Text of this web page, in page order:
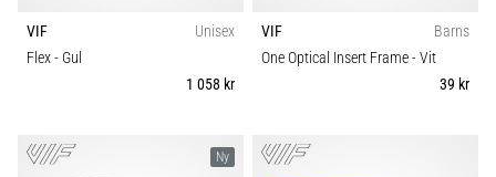
Nike
Upptäck
de
VIF
Unisex
Flex- Gul
1 058 kr
VIF
Barns
One Optical Insert Frame- Vit
39 kr
Ny